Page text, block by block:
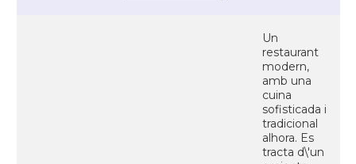
Un
restaurant
modern,
amb una
cuina
sofisticada i
tradicional
alhora. Es
tracta d\'un